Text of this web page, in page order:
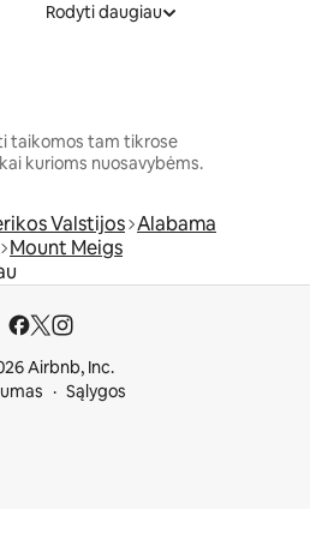
Rodyti daugiau
taikomos tam tikrose
kurioms nuosavybėms.
Valstijos Alabama
Mount Meigs
Airbnb, Inc.
Sąlygos